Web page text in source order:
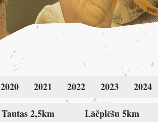
2020 2021 2022 2023 2024
Tautas 2,5km Lāčplēšu 5km